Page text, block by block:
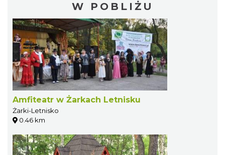
W POBLIŻU
Amfiteatr w Żarkach Letnisku
Żarki-Letnisko
0.46 km